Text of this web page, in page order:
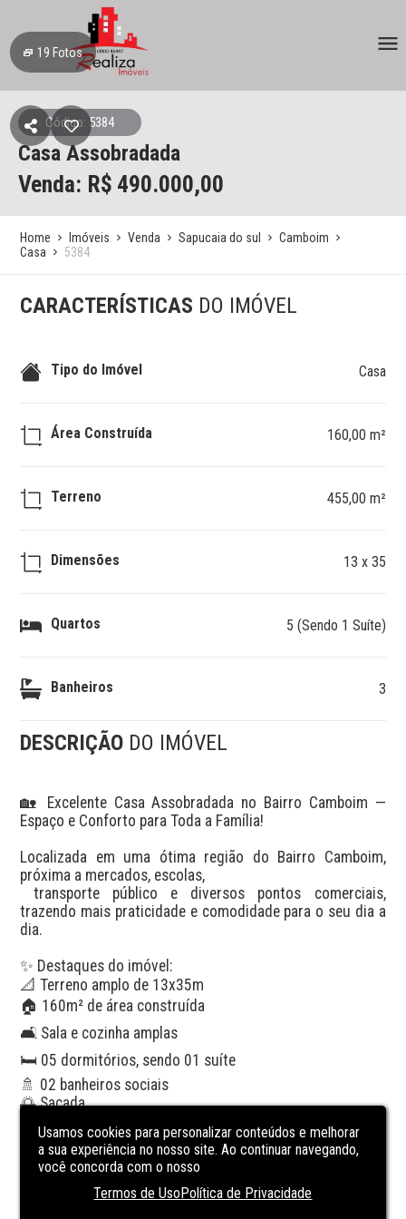
19 Fotos
Código: 5384
Casa Assobradada
Venda: R$ 490.000,00
Home Imóveis Venda Sapucaia do sul
Camboim
Casa
5384
CARACTERÍSTICAS DO IMÓVEL
Tipo do Imóvel Casa
Área Construída 160,00 m²
Terreno 455,00 m²
Dimensões 13 x 35
Quartos 5 (Sendo 1 Suíte)
Banheiros 3
DESCRIÇÃO DO IMÓVEL
🏡 Excelente Casa Assobradada no Bairro Camboim —
Espaço e Conforto para Toda a Família!
Localizada em uma ótima região do Bairro Camboim,
próxima a mercados, escolas,
trazendo mais praticidade e comodidade para o seu dia a
dia.
✨ Destaques do imóvel:
📐 Terreno amplo de 13x35m
🏠 160m² de área construída
🛋 Sala e cozinha amplas
🛏 05 dormitórios, sendo 01 suíte
🚿 02 banheiros sociais
🌅 Sacada
🪵 Piso cerâmico
🚗 Garagem para 01 carro + 01 vaga
🔒 Portão eletrônico
Usamos cookies para personalizar conteúdos e melhorar
a sua experiência no nosso site. Ao continuar navegando,
você concorda com o nosso
Termos de UsoPolítica de Privacidade